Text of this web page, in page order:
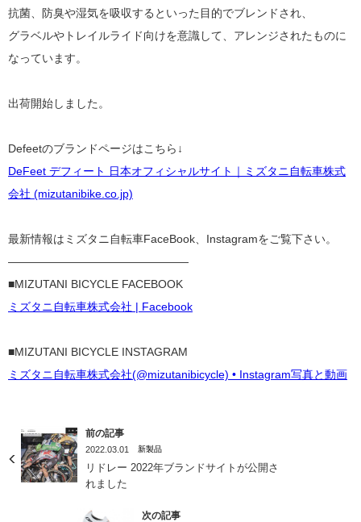
抗菌、防臭や湿気を吸収するといった目的でブレンドされ、
グラベルやトレイルライド向けを意識して、アレンジされたものに
なっています。
出荷開始しました。
Defeetのブランドページはこちら↓
DeFeet デフィート 日本オフィシャルサイト｜ミズタニ自転車株式
会社 (mizutanibike.co.jp)
最新情報はミズタニ自転車FaceBook、Instagramをご覧下さい。
————————————————
■MIZUTANI BICYCLE FACEBOOK
ミズタニ自転車株式会社 | Facebook
■MIZUTANI BICYCLE INSTAGRAM
ミズタニ自転車株式会社(@mizutanibicycle) • Instagram写真と動画
前の記事
2022.03.01 新製品
リドレー 2022年ブランドサイトが公開さ
れました
次の記事